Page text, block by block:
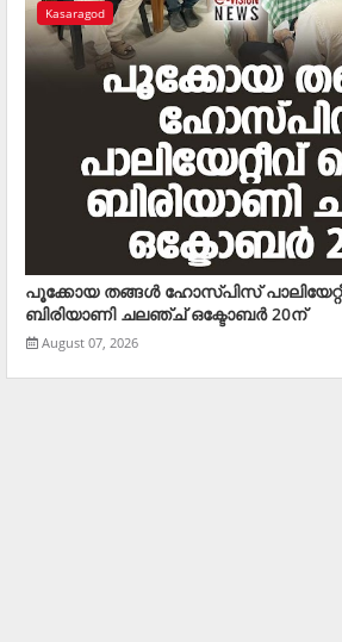
Kasaragod
പൂക്കോയ തങ്ങള്‍ ഹോസ്പിസ്
ബിരിയാണി ചലഞ്ച് ഒക്ടോബര്‍ 20ന്
August 07, 2026